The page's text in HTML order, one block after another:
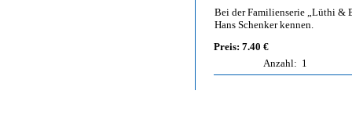
Bei der Familienserie „Lüthi &
Hans Schenker kennen.
Preis: 7.40 €
Anzahl: 1